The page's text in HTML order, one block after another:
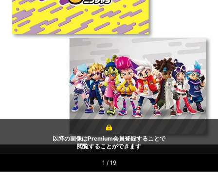
以降の画像はPremium会員登録することで
閲覧することができます
1 / 19